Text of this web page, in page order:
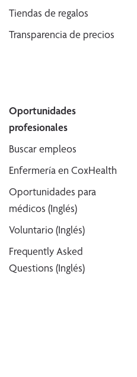
Tiendas de regalos
Transparencia de precios
Oportunidades
profesionales
Buscar empleos
Enfermería en CoxHealth
Oportunidades para
médicos (Inglés)
Voluntario (Inglés)
Frequently Asked
Questions (Inglés)